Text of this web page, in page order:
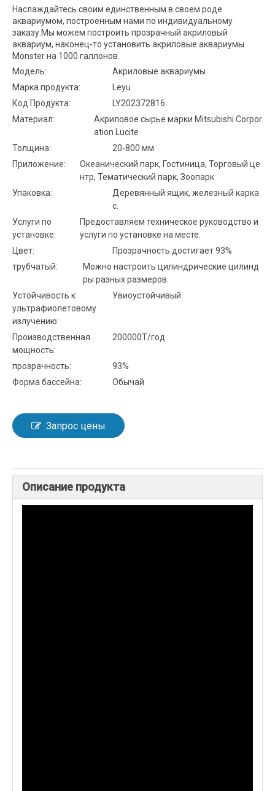
Наслаждайтесь своим единственным в своем роде
аквариумом, построенным нами по индивидуальному
заказу.Мы можем построить прозрачный акриловый
аквариум, наконец-то установить акриловые аквариумы
Monster на 1000 галлонов.
Модель:
Акриловые аквариумы
Марка продукта:
Leyu
Код Продукта:
LY202372816
Материал:
Акриловое сырье марки Mitsubishi Corpor
ation Lucite
Толщина:
20-800 мм
Приложение:
Океанический парк, Гостиница, Торговый це
нтр, Тематический парк, Зоопарк
Упаковка:
Деревянный ящик, железный карка
с.
Услуги по
установке:
Предоставляем техническое руководство и
услуги по установке на месте.
Цвет:
Прозрачность достигает 93%
трубчатый:
Можно настроить цилиндрические цилинд
ры разных размеров.
Устойчивость к
ультрафиолетовому
излучению:
Увиоустойчивый
Производственная
мощность:
200000Т/год
прозрачность:
93%
Форма бассейна:
Обычай
Запрос цены
Описание продукта